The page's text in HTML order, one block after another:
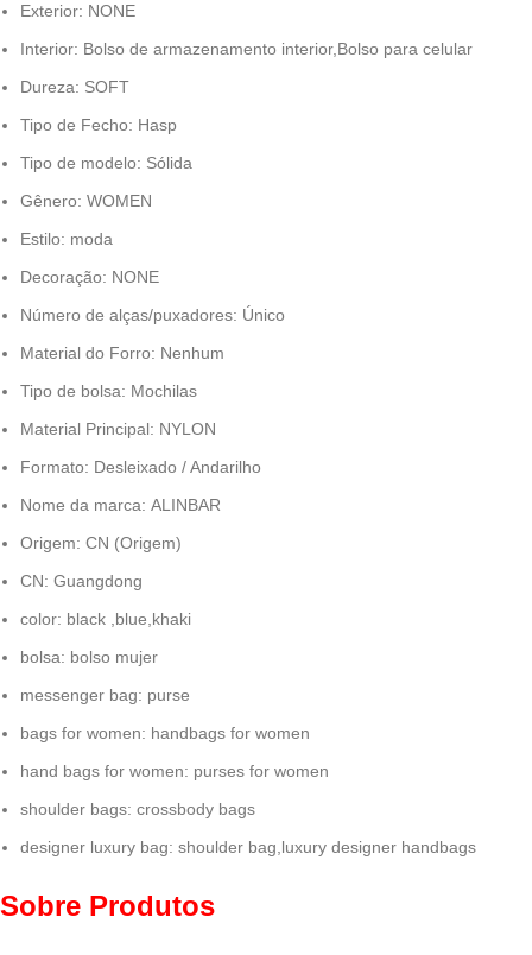
Exterior: NONE
Interior: Bolso de armazenamento interior,Bolso para celular
Dureza: SOFT
Tipo de Fecho: Hasp
Tipo de modelo: Sólida
Gênero: WOMEN
Estilo: moda
Decoração: NONE
Número de alças/puxadores: Único
Material do Forro: Nenhum
Tipo de bolsa: Mochilas
Material Principal: NYLON
Formato: Desleixado / Andarilho
Nome da marca: ALINBAR
Origem: CN (Origem)
CN: Guangdong
color: black ,blue,khaki
bolsa: bolso mujer
messenger bag: purse
bags for women: handbags for women
hand bags for women: purses for women
shoulder bags: crossbody bags
designer luxury bag: shoulder bag,luxury designer handbags
Sobre Produtos